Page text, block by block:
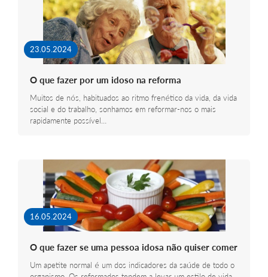
23.05.2024
O que fazer por um idoso na reforma
Muitos de nós, habituados ao ritmo frenético da vida, da vida
social e do trabalho, sonhamos em reformar-nos o mais
rapidamente possível…
16.05.2024
O que fazer se uma pessoa idosa não quiser comer
Um apetite normal é um dos indicadores da saúde de todo o